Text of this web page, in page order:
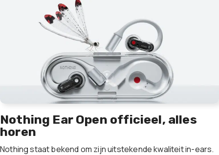
Nothing Ear Open officieel, alles
horen
Nothing staat bekend om zijn uitstekende kwaliteit in-ears.